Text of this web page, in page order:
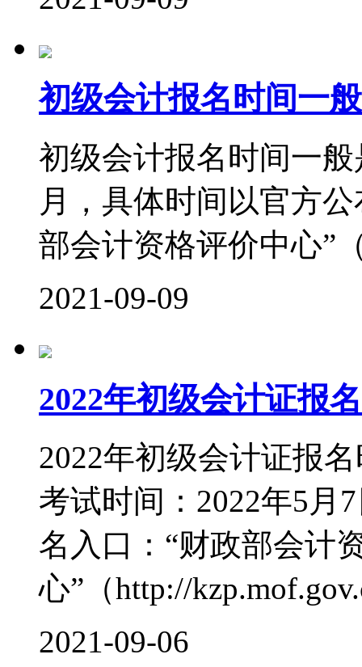
初级会计报名时间一
初级会计报名时间一
月，具体时间以官方
部会计资格评价中心”
2021-09-09
2022年初级会计证报
2022年初级会计证报
考试时间：2022年5月
名入口：“财政部会计
心”（http://
2021-09-06